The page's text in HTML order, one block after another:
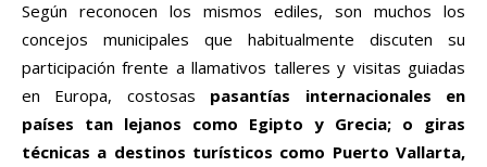
Según reconocen los mismos ediles, son muchos los
concejos municipales que habitualmente discuten su
participación frente a llamativos talleres y visitas guiadas
en Europa, costosas pasantías internacionales en
países tan lejanos como Egipto y Grecia; o giras
técnicas a destinos turísticos como Puerto Vallarta,